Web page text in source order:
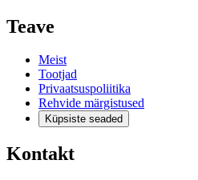
Teave
Meist
Tootjad
Privaatsuspoliitika
Rehvide märgistused
Küpsiste seaded
Kontakt